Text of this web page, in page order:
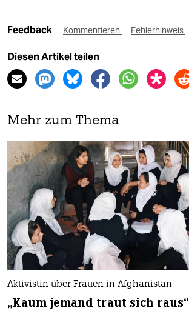
Feedback Kommentieren Fehlerhinweis
Diesen Artikel teilen
Mehr zum Thema
Aktivistin über Frauen in Afghanistan
„Kaum jemand traut sich raus“